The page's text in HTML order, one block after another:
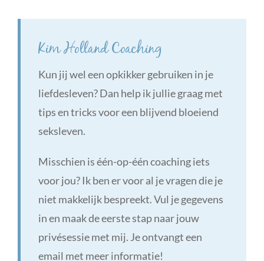
Kim Holland Coaching
Kun jij wel een opkikker gebruiken in je
liefdesleven? Dan help ik jullie graag met
tips en tricks voor een blijvend bloeiend
seksleven.
Misschien is één-op-één coaching iets
voor jou? Ik ben er voor al je vragen die je
niet makkelijk bespreekt. Vul je gegevens
in en maak de eerste stap naar jouw
privésessie met mij. Je ontvangt een
email met meer informatie!